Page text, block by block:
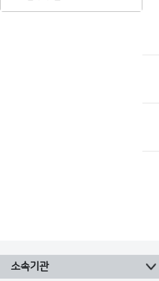
소속기관